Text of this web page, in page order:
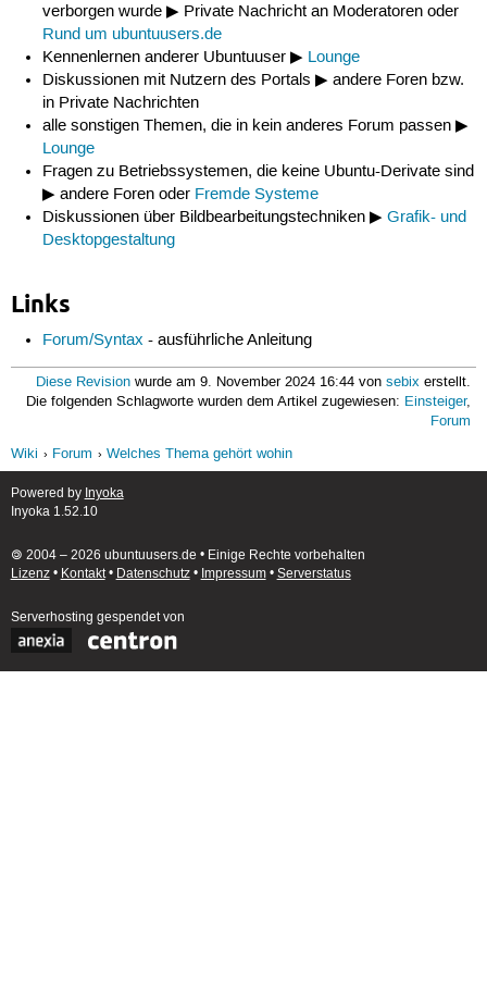
verborgen wurde ▶ Private Nachricht an Moderatoren oder
Rund um ubuntuusers.de
Kennenlernen anderer Ubuntuuser ▶ Lounge
Diskussionen mit Nutzern des Portals ▶ andere Foren bzw.
in Private Nachrichten
alle sonstigen Themen, die in kein anderes Forum passen ▶
Lounge
Fragen zu Betriebssystemen, die keine Ubuntu-Derivate sind
▶ andere Foren oder Fremde Systeme
Diskussionen über Bildbearbeitungstechniken ▶Grafik- und
Desktopgestaltung
Links
Forum/Syntax - ausführliche Anleitung
Diese Revision wurde am 9. November 2024 16:44 vonsebix erstellt.
Die folgenden Schlagworte wurden dem Artikel zugewiesen: Einsteiger,
Forum
Wiki
Forum Welches Thema gehört wohin
Powered by Inyoka
Inyoka 1.52.10
🄯 2004 – 2026 ubuntuusers.de • Einige Rechte vorbehalten
Lizenz• Kontakt• Datenschutz• Impressum• Serverstatus
Serverhosting gespendet von